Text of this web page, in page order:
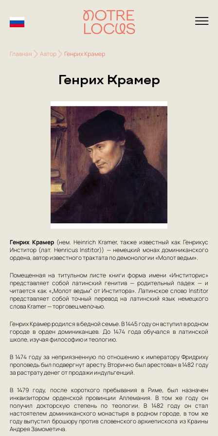
Главная Автор Генрих Крамер
Генрих Крамер
Генрих Крамер(нем. Heinrich Kramer, также известный как Генрикус
Инститор (лат. Henricus Institor)) — немецкий монах доминиканского
ордена, автор известного трактата по демонологии «Молот ведьм».
Помещенная на титульном листе книги форма имени «Инститорис»
представляет собой латинский генитив — родительный падеж — и
читается как «„Молот ведьм“ от Инститора». Латинское слово Institor
представляет собой точный перевод на латинский язык немецкого
слова Kramer — торговец мелочью.
Генрих Крамер родился в бедной семье. В 1445 году он вступил в родном
городе в орден доминиканцев. До 1474 года обучался в латинской
школе, изучая философию и теологию.
В 1474 году за неприязненную по отношению к императору Фридриху
проповедь был подвергнут аресту. Вторично был арестован в 1482 году
за растрату денег от продажи индульгенций.
В 1479 году, после короткого пребывания в Риме, был назначен
инквизитором орденской провинции Аллемания. В том же году он
получил докторскую степень по теологии. В 1482 году он стал
настоятелем доминиканского монастыря в родном городе, в том же
году выпустил брошюру против словенского архиепископа из Краины
Андрея Замометича.